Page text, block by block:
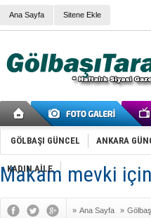
Ana Sayfa Sitene Ekle
GÖLBAŞI GÜNCEL ANKARA
KADIN AİLE
Makam mevki
» Ana Sayfa »